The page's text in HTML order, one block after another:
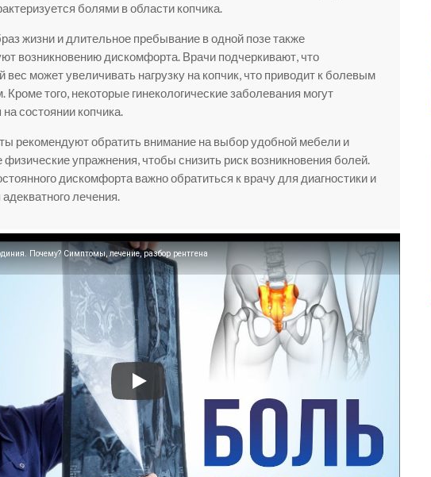
болями в области копчика.
жизни и длительное пребывание в одной позе также
возникновению дискомфорта. Врачи подчеркивают, что
вес может увеличивать нагрузку на копчик, что приводит к болевым
того, некоторые гинекологические заболевания могут
состоянии копчика.
рекомендуют обратить внимание на выбор удобной мебели и
физические упражнения, чтобы снизить риск возникновения болей.
дискомфорта важно обратиться к врачу для диагностики и
лечения.
Почему? Симптомы, лечение, разбор рентгена